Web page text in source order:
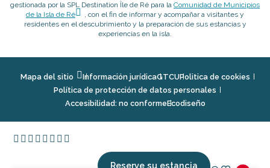
Reserve su estancia
gestionada por la SPL Destination Île de Ré para la Comunidad de Municipios
de la Isla de Ré
, con el fin de informar y acompañar a visitantes y
residentes en el descubrimiento y la preparación de sus estancias y
experiencias en la isla.
Mapa del sitio Información jurídicaGTCUPolitica de cookies
Política de protección de datos personales
Accesibilidad: no conformeEcodiseño